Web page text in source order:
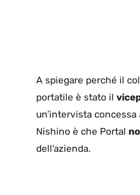
A spiegare perché il
portatile è stato il
un’intervista
Nishino è che Portal
dell’azienda.